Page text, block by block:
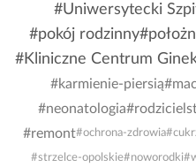
#Uniwersytecki
#pokój rodzinny
#Kliniczne Centrum
#karmienie-piersią
#neonatologia
#remont#ochrona-zdrowia
#strzelce-opolskie#noworodki